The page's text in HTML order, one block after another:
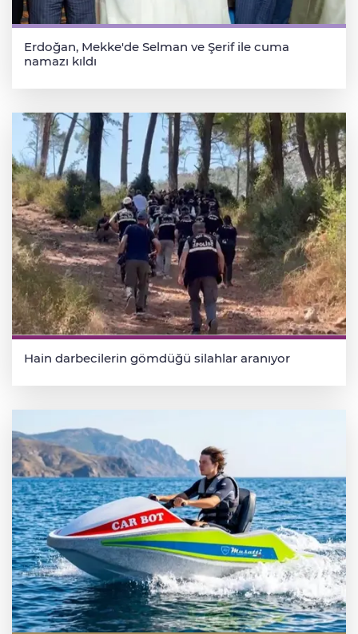
Erdoğan, Mekke'de Selman ve Şerif ile cuma
namazı kıldı
Hain darbecilerin gömdüğü silahlar aranıyor